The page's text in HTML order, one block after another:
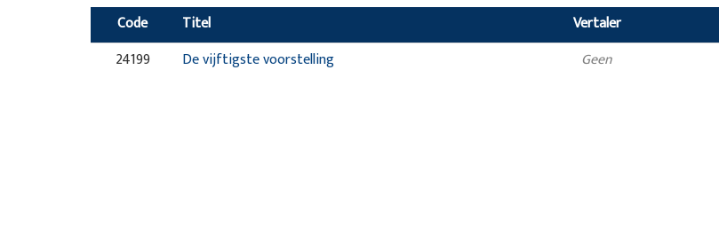
Code Titel Vertaler
24199
De vijftigste voorstelling Geen